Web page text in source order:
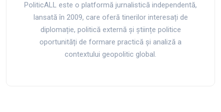
PoliticALL este o platformă jurnalistică independentă,
lansată în 2009, care oferă tinerilor interesați de
diplomație, politică externă și științe politice
oportunități de formare practică și analiză a
contextului geopolitic global.